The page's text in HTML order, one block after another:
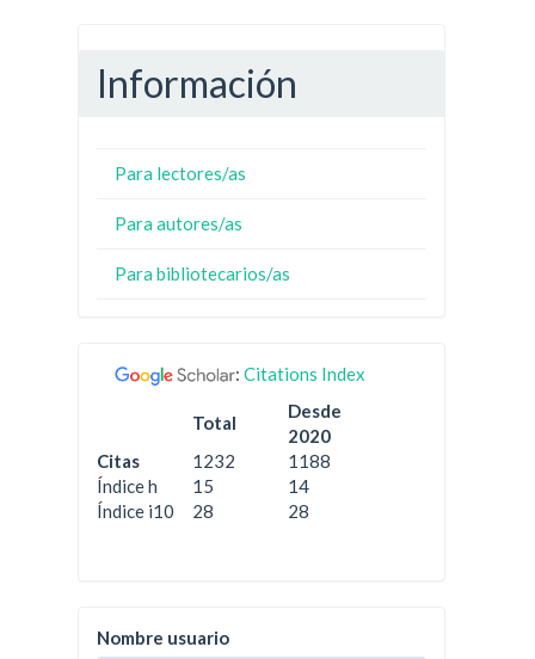
Información
Para lectores/as
Para autores/as
Para bibliotecarios/as
: Citations Index
Total
Desde
2020
Citas
1232
1188
Índice h
15
14
Índice i10
28 28
Nombre usuario